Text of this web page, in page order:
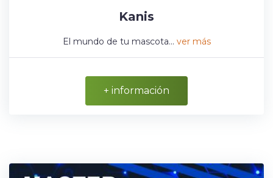
Kanis
El mundo de tu mascota... ver más
+ información